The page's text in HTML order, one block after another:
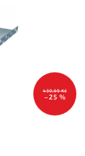
430,69 Kč
–25 %